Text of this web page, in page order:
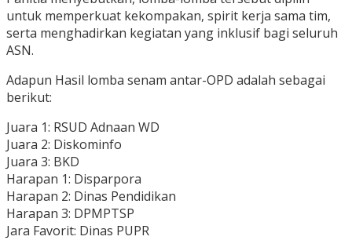
untuk memperkuat kekompakan, spirit kerja sama tim,
serta menghadirkan kegiatan yang inklusif bagi seluruh
ASN.
Adapun Hasil lomba senam antar-OPD adalah sebagai
berikut:
Juara 1: RSUD Adnaan WD
Juara 2: Diskominfo
Juara 3: BKD
Harapan 1: Disparpora
Harapan 2: Dinas Pendidikan
Harapan 3: DPMPTSP
Jara Favorit: Dinas PUPR